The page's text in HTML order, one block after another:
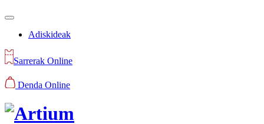
Adiskideak
Sarrerak Online
Denda Online